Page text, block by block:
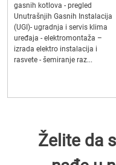
gasnih kotlova - pregled
Unutrašnjih Gasnih Instalacija
(UGI)- ugradnja i servis klima
uređaja - elektromontaža –
izrada elektro instalacija i
rasvete - šemiranje raz...
Želite da